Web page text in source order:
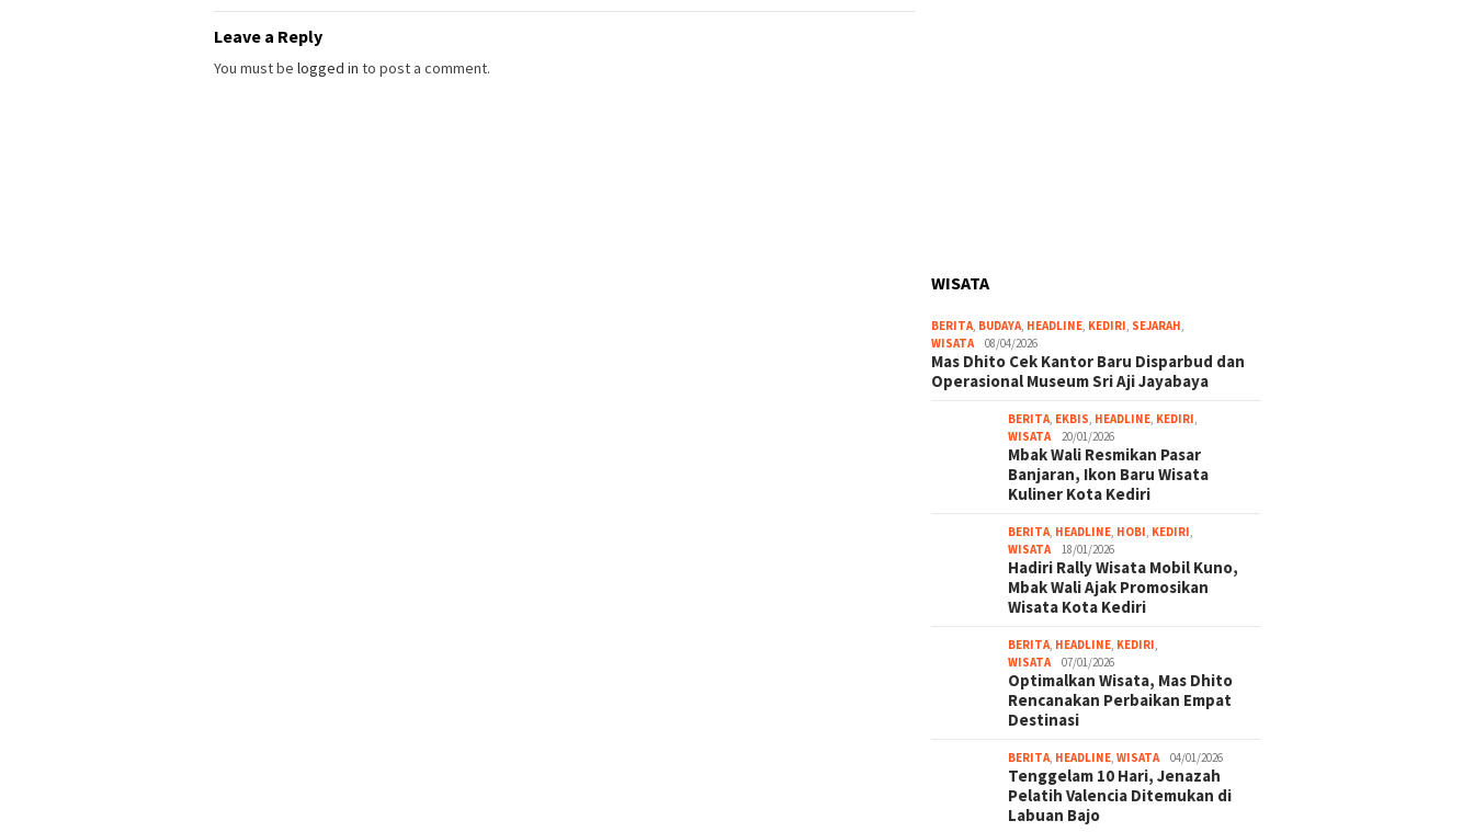
Leave a Reply
You must be logged in to post a comment.
WISATA
BERITA, BUDAYA, HEADLINE, KEDIRI, SEJARAH,
WISATA
08/04/2026
Mas Dhito Cek Kantor Baru Disparbud dan
Operasional Museum Sri Aji Jayabaya
BERITA, EKBIS, HEADLINE, KEDIRI,
WISATA
20/01/2026
Mbak Wali Resmikan Pasar
Banjaran, Ikon Baru Wisata
Kuliner Kota Kediri
BERITA, HEADLINE, HOBI, KEDIRI,
WISATA
18/01/2026
Hadiri Rally Wisata Mobil Kuno,
Mbak Wali Ajak Promosikan
Wisata Kota Kediri
BERITA, HEADLINE, KEDIRI,
WISATA
07/01/2026
Optimalkan Wisata, Mas Dhito
Rencanakan Perbaikan Empat
Destinasi
BERITA, HEADLINE,WISATA 04/01/2026
Tenggelam 10 Hari, Jenazah
Pelatih Valencia Ditemukan di
Labuan Bajo